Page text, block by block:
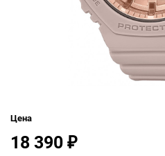
Цена
18 390 ₽